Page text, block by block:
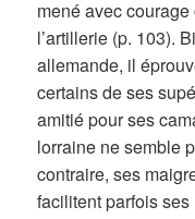
mené avec
l’artillerie (p. 103).
allemande, il
certains de ses
amitié pour ses
lorraine ne semble
contraire, ses
facilitent parfois